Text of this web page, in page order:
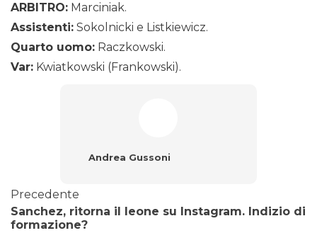
ARBITRO: Marciniak.
Assistenti: Sokolnicki e Listkiewicz.
Quarto uomo: Raczkowski.
Var: Kwiatkowski (Frankowski).
Andrea Gussoni
Precedente
Sanchez, ritorna il leone su Instagram. Indizio di
formazione?